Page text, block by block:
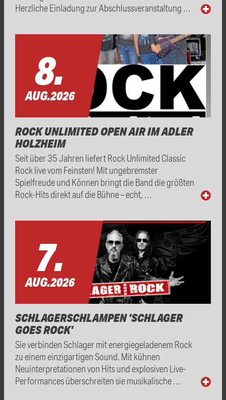
Herzliche Einladung zur Abschlussveranstaltung …
8.
AUG.2026
ROCK UNLIMITED OPEN AIR IM ADLER
HOLZHEIM
Seit über 35 Jahren liefert Rock Unlimited Classic
Rock live vom Feinsten! Mit ungebremster
Spielfreude und Können bringt die Band die größten
Rock-Hits direkt auf die Bühne – echt, …
7.
AUG.2026
SCHLAGERSCHLAMPEN 'SCHLAGER
GOES ROCK'
Sie verbinden Schlager mit energiegeladenem Rock
zu einem einzigartigen Sound. Mit kühnen
Neuinterpretationen von Hits und explosiven Live-
Performances überschreiten sie musikalische …